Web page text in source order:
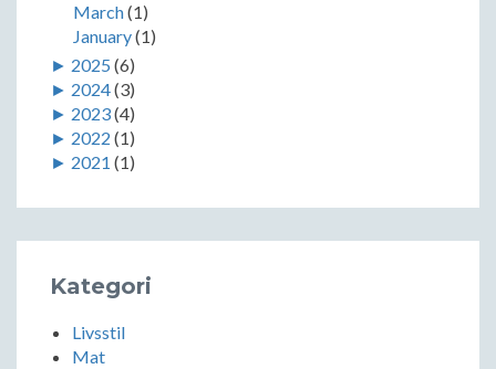
March(1)
January(1)
► 2025 (6)
► 2024(3)
► 2023(4)
► 2022 (1)
► 2021 (1)
Kategori
Livsstil
Mat